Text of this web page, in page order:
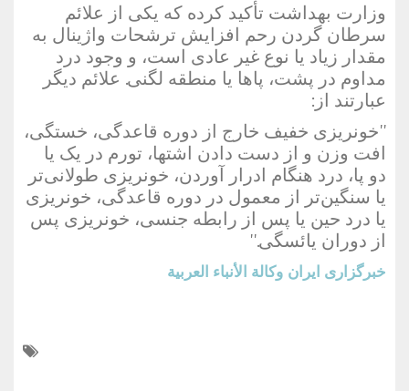
وزارت بهداشت تأکید کرده که یکی از علائم
سرطان گردن رحم افزایش ترشحات واژینال به
مقدار زیاد یا نوع غیر عادی است، و وجود درد
مداوم در پشت، پاها یا منطقه لگنی. علائم دیگر
عبارتند از:
''خونریزی خفیف خارج از دوره قاعدگی، خستگی،
افت وزن و از دست دادن اشتها، تورم در یک یا
دو پا، درد هنگام ادرار آوردن، خونریزی طولانی‌تر
یا سنگین‌تر از معمول در دوره قاعدگی، خونریزی
یا درد حین یا پس از رابطه جنسی، خونریزی پس
از دوران یائسگی.''
خبرگزاری ایران وكالة الأنباء العربية